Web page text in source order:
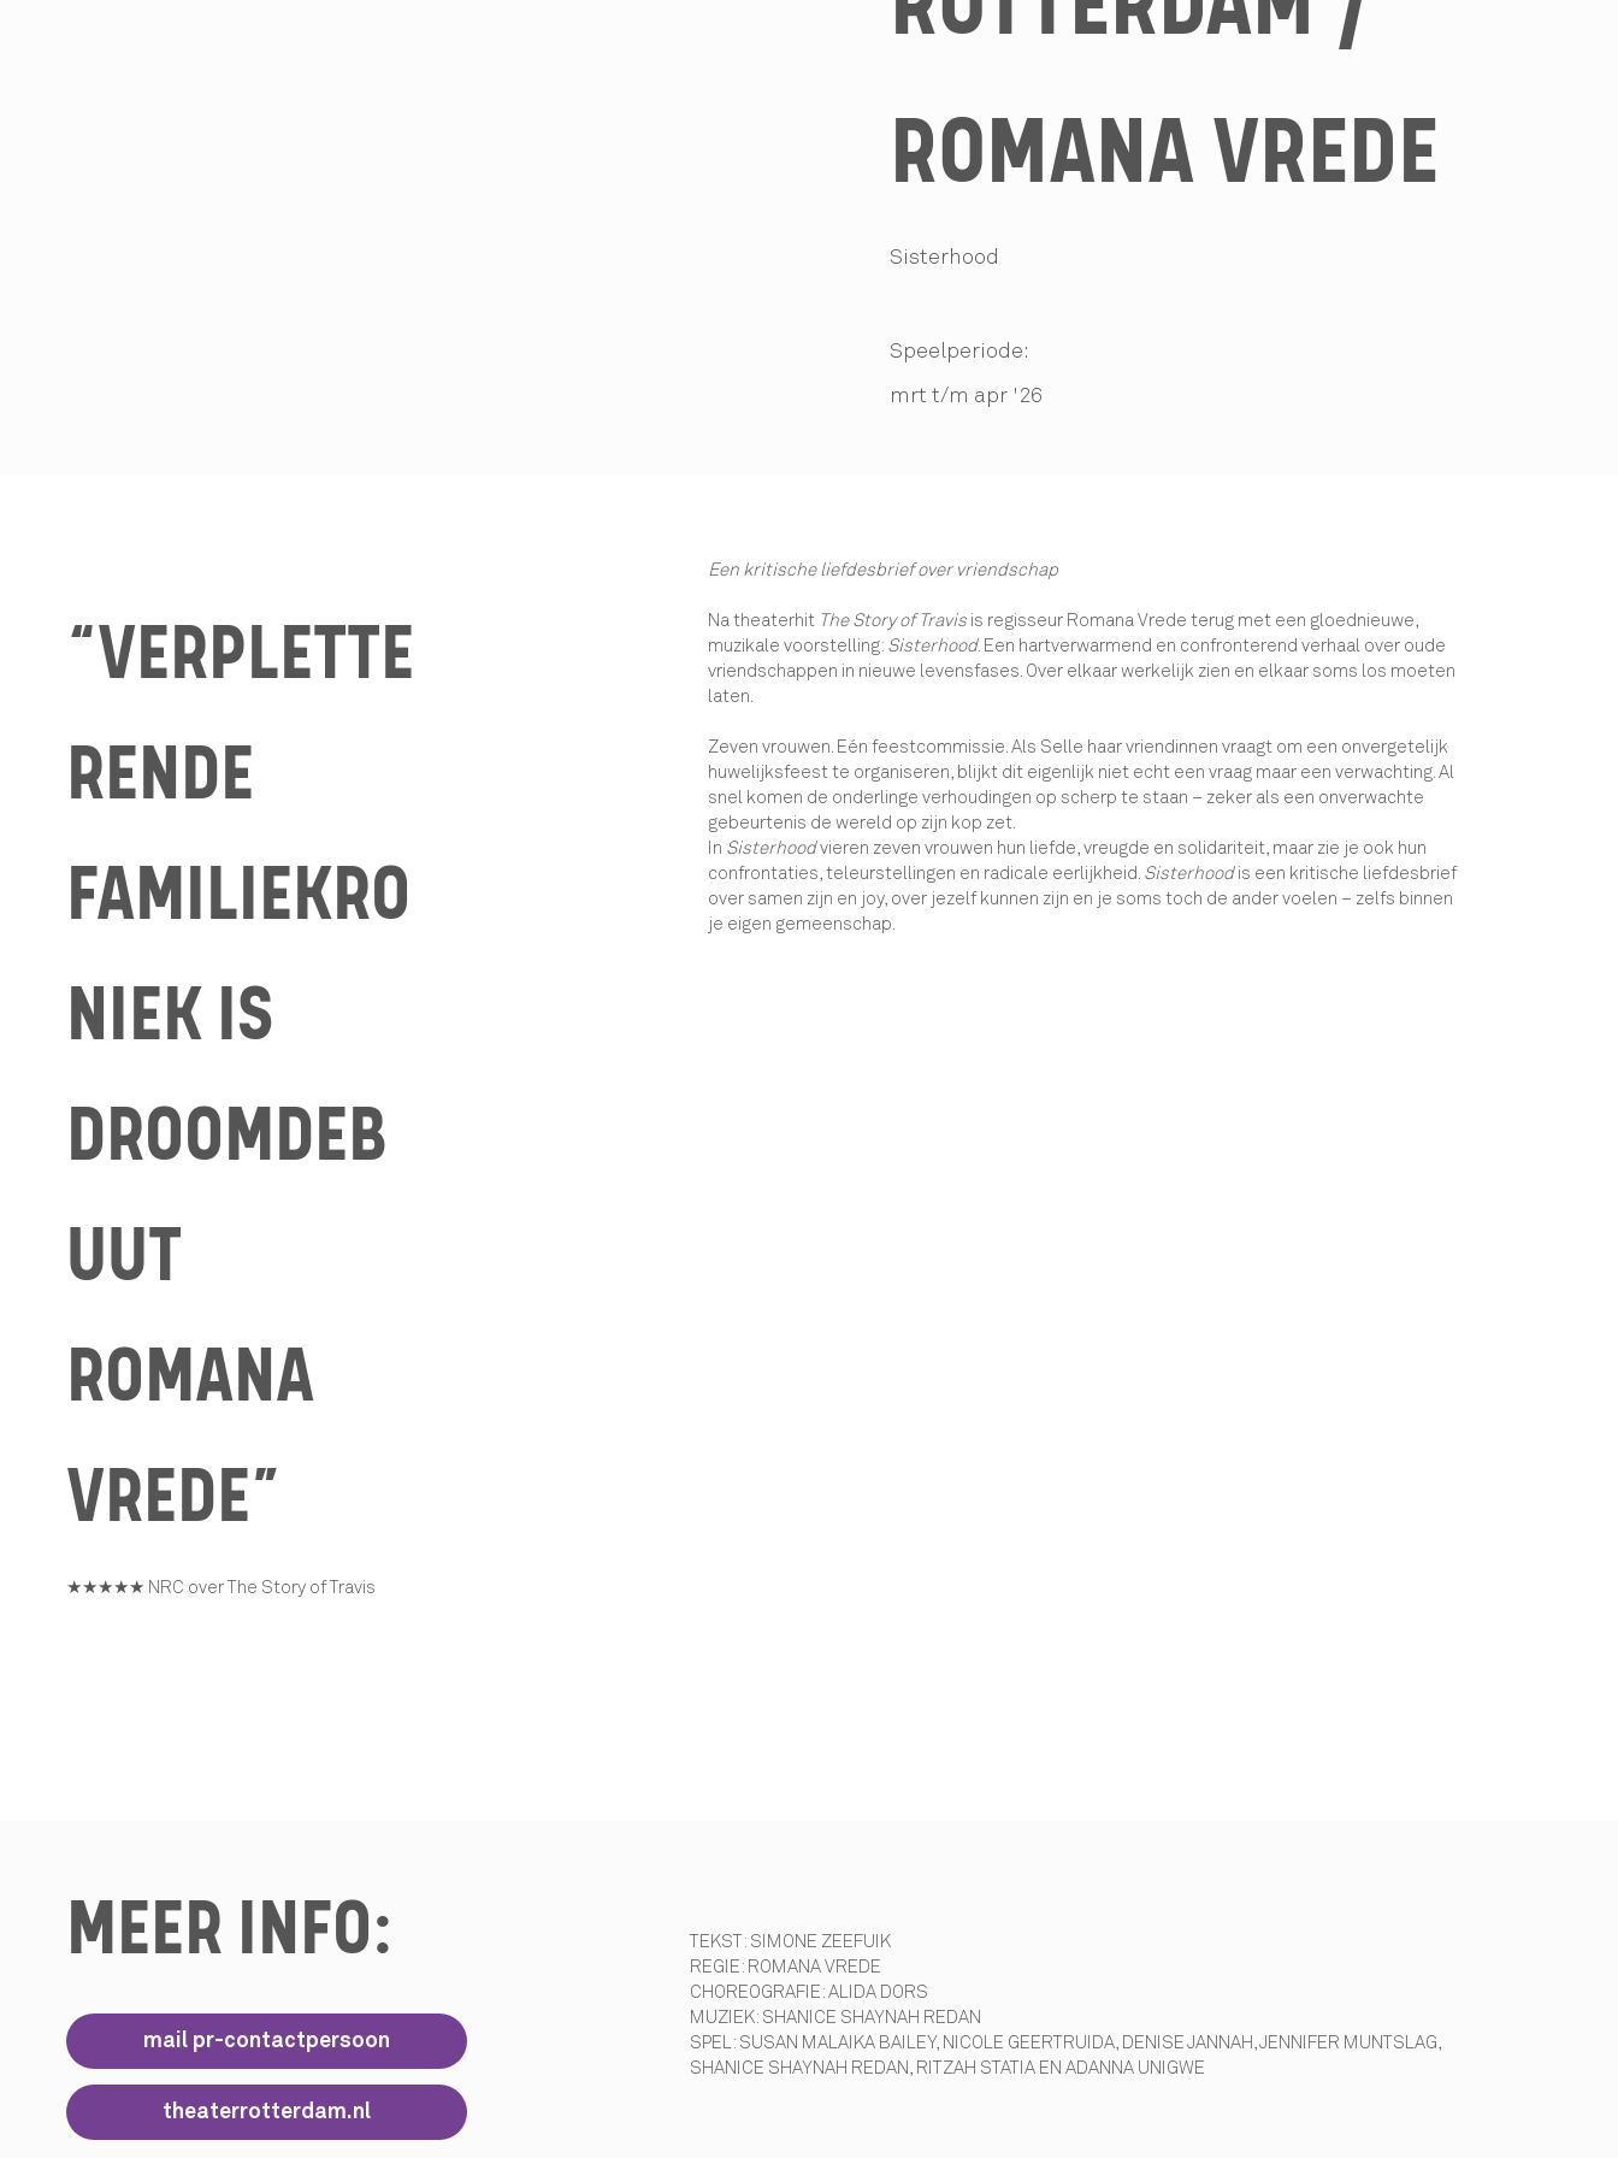
ROMANA VREDE
Sisterhood
Speelperiode:
mrt t/m apr '26
“VERPLETTE
RENDE
FAMILIEKRO
NIEK IS
DROOMDEB
UUT
ROMANA
VREDE”
★★★★★ NRC over The Story of Travis
Een kritische liefdesbrief over vriendschap
Na theaterhit The Story of Travis is regisseur Romana Vrede terug met een gloednieuwe,
muzikale voorstelling: Sisterhood. Een hartverwarmend en confronterend verhaal over oude
vriendschappen in nieuwe levensfases. Over elkaar werkelijk zien en elkaar soms los moeten
laten.
Zeven vrouwen. Eén feestcommissie. Als Selle haar vriendinnen vraagt om een onvergetelijk
huwelijksfeest te organiseren, blijkt dit eigenlijk niet echt een vraag maar een verwachting. Al
snel komen de onderlinge verhoudingen op scherp te staan – zeker als een onverwachte
gebeurtenis de wereld op zijn kop zet.
In Sisterhoodvieren zeven vrouwen hun liefde, vreugde en solidariteit, maar zie je ook hun
confrontaties, teleurstellingen en radicale eerlijkheid. Sisterhoodis een kritische liefdesbrief
over samen zijn en joy, over jezelf kunnen zijn en je soms toch de ander voelen – zelfs binnen
je eigen gemeenschap.
MEER INFO:
mail pr-contactpersoon
theaterrotterdam.nl
TEKST: SIMONE ZEEFUIK
REGIE: ROMANA VREDE
CHOREOGRAFIE: ALIDA DORS
MUZIEK: SHANICE SHAYNAH REDAN
SPEL: SUSAN MALAIKA BAILEY, NICOLE GEERTRUIDA, DENISE JANNAH, JENNIFER MUNTSLAG,
SHANICE SHAYNAH REDAN, RITZAH STATIA EN ADANNA UNIGWE